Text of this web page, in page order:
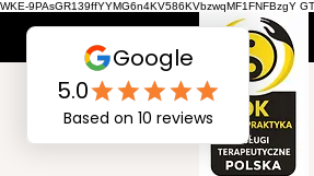
WKE-9PAsGR139ffYYMG6n4KV586KVbzwqMF1FNFBzgY